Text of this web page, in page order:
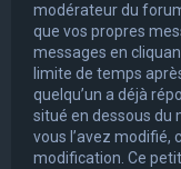
modérateur du
que vos propres
messages en
limite de temps
quelqu’un a déjà
situé en dessous du
vous l’avez modifié,
modification. Ce petit